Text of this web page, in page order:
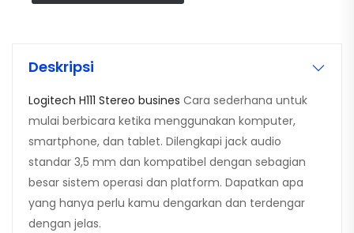
Deskripsi
Logitech H111 Stereo busines Cara sederhana untuk
mulai berbicara ketika menggunakan komputer,
smartphone, dan tablet. Dilengkapi jack audio
standar 3,5 mm dan kompatibel dengan sebagian
besar sistem operasi dan platform. Dapatkan apa
yang hanya perlu kamu dengarkan dan terdengar
dengan jelas.